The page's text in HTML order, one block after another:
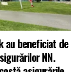
au beneficiat de
NN.